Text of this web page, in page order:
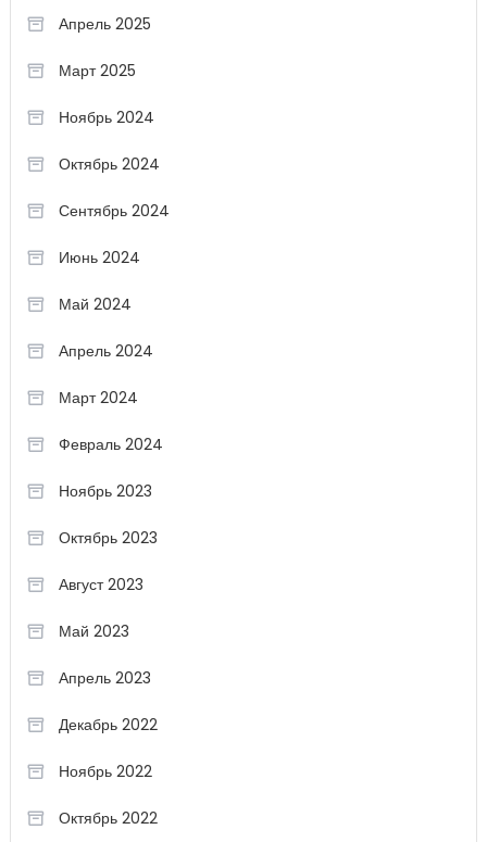
Апрель 2025
Март 2025
Ноябрь 2024
Октябрь 2024
Сентябрь 2024
Июнь 2024
Май 2024
Апрель 2024
Март 2024
Февраль 2024
Ноябрь 2023
Октябрь 2023
Август 2023
Май 2023
Апрель 2023
Декабрь 2022
Ноябрь 2022
Октябрь 2022